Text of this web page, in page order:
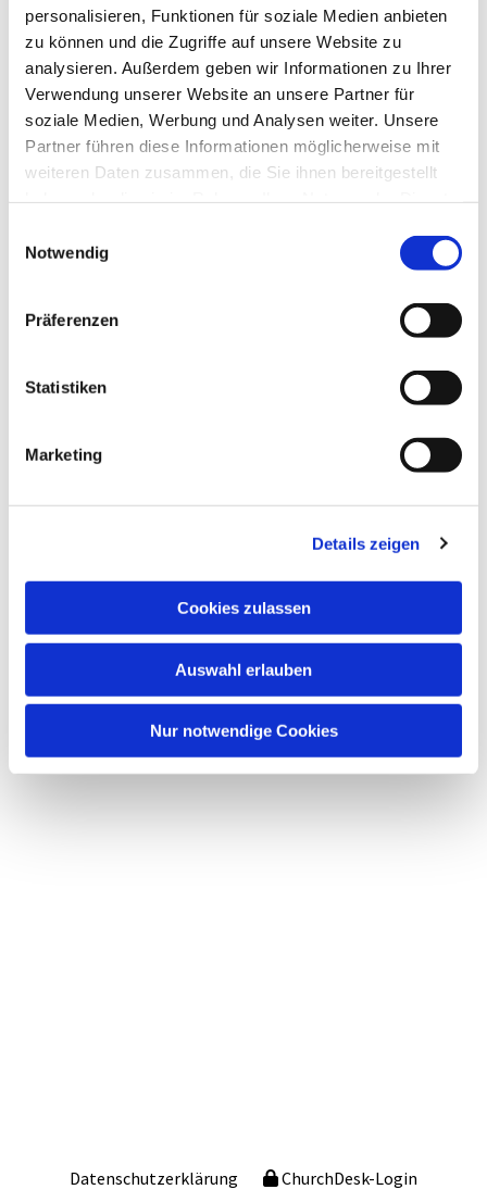
personalisieren, Funktionen für soziale Medien anbieten
zu können und die Zugriffe auf unsere Website zu
analysieren. Außerdem geben wir Informationen zu Ihrer
Verwendung unserer Website an unsere Partner für
soziale Medien, Werbung und Analysen weiter. Unsere
Partner führen diese Informationen möglicherweise mit
weiteren Daten zusammen, die Sie ihnen bereitgestellt
Notwendig
Präferenzen
Statistiken
Marketing
Details zeigen
Cookies zulassen
Auswahl erlauben
Nur notwendige Cookies
Dies könnte Sie auch interessieren
Datenschutzerklärung ChurchDesk-Login